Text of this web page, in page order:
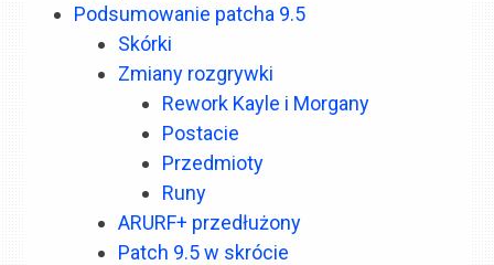
Podsumowanie patcha 9.5
Skórki
Zmiany rozgrywki
Rework Kayle i Morgany
Postacie
Przedmioty
Runy
ARURF+ przedłużony
Patch 9.5 w skrócie